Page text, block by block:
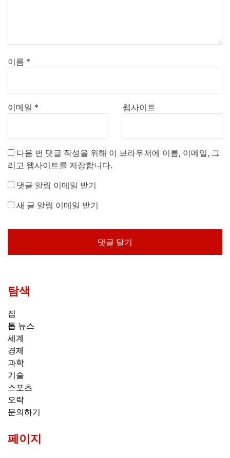
이름 *
이메일 * 웹사이트
다음 번 댓글 작성을 위해 이 브라우저에 이름, 이메일, 그
리고 웹사이트를 저장합니다.
댓글 알림 이메일 받기
새 글 알림 이메일 받기
탐색
집
톱 뉴스
세계
경제
과학
기술
스포츠
오락
문의하기
페이지